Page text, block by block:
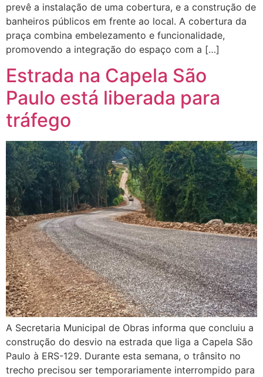
prevê a instalação de uma cobertura, e a construção de
banheiros públicos em frente ao local. A cobertura da
praça combina embelezamento e funcionalidade,
promovendo a integração do espaço com a […]
Estrada na Capela São
Paulo está liberada para
tráfego
A Secretaria Municipal de Obras informa que concluiu a
construção do desvio na estrada que liga a Capela São
Paulo à ERS-129. Durante esta semana, o trânsito no
trecho precisou ser temporariamente interrompido para